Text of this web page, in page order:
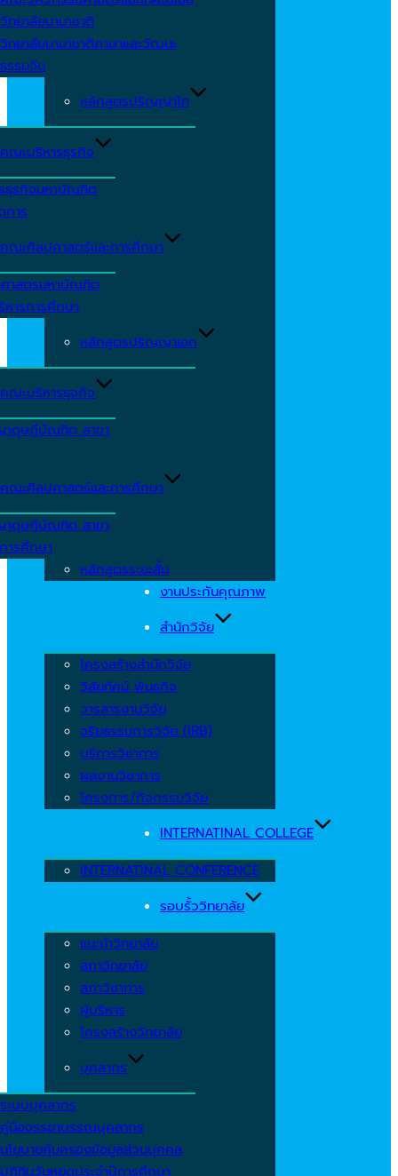
วิทยาลัยนานาชาติ
วิทยาลัยนานาชาติภาษาและวัฒนะ
ธรรมจีน
หลักสูตรปริญญาโท
คณะบริหารธุรกิจ
ธุรกิจมหาบัณฑิต
การ
คณะศิลปศาสตร์และการศึกษา
าสตรมหาบัณฑิต
หารการศึกษา
หลักสูตรปริญญาเอก
คณะบริหารธุจกิจ
ดุษฎีบัณฑิต สาขา
คณะศิลปศาสตร์และการศึกษา
ดุษฎีบัณฑิต สาขา
ารศึกษา
หลักสูตรระยะสั้น
งานประกันคุณภาพ
สำนักวิจัย
โครงสร้างสำนักวิจัย
วิสัยทัศน์ พันธกิจ
วารสารงานวิจัย
จริยธรรมการวิจัย (IRB)
บริการวิชาการ
ผลงานวิชาการ
โครงการ/กิจกรรมวิจัย
INTERNATINAL COLLEGE
INTERNATINAL CONFERENCE
รอบรั้ววิทยาลัย
แนะนำวิทยาลัย
สภาวิทยาลัย
สภาวิชาการ
ผู้บริหาร
โครงสร้างวิทยาลัย
บุคลากร
ระบบบุคลากร
คู่มือจรรยาบรรณบุคลากร
นโยบายคุ้มครองข้อมูลส่วนบุคคล
ปฏิทินวันหยุดประจำปีการศึกษา